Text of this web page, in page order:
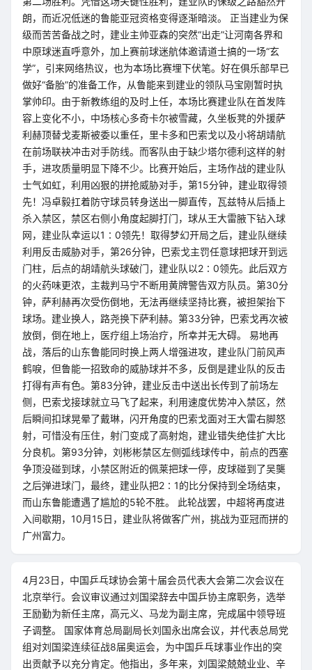
朗，而近况低迷的鲁能亚冠资格变得逐渐暗淡。 正当建业为保
级而苦苦备战之时，建业主帅亚森的突然“出走”让河南各界和
中原球迷直呼意外，加上赛前球迷航体邀请道士搞的一场“玄
学”，引来网络热议，也为本场比赛埋下伏笔。好在俱乐部早已
做好“备胎”的准备工作，从鲁能来到建业的领队马宝刚暂时执
掌帅印。由于新教练组的及时上任，本场比赛建业队在首发阵
容上变化不小，中场核心多奇卡尔被雪藏，久坐板凳的外援萨
利赫顶替戈麦斯被委以重任，里卡多和巴索戈以及小将胡靖航
在前场联袂冲击对手防线。而客队由于缺少塔尔德利这样的射
手，进攻质量明显下降不少。比赛开始后，主场作战的建业队
士气如虹，利用凶狠的拼抢威胁对手，第15分钟，建业取得领
先！冯卓毅扛着防守球员转身送出一脚直传，瓦兹特从后插上
杀入禁区，禁区右侧小角度起脚打门，球从王大雷腋下钻入球
网，建业队幸运以1∶0领先！取得梦幻开局之后，建业队继续
利用反击威胁对手，第26分钟，巴索戈主罚任意球把球开到远
门柱，后点的胡靖航头球破门，建业队以2∶0领先。此后双方
的火药味更浓，主裁判马宁不断用黄牌警告双方队员。第30分
钟，萨利赫再次受伤倒地，无法再继续坚持比赛，被担架抬下
球场。建业换人，路尧换下萨利赫。第33分钟，巴索戈再次被
放倒，倒在地上，医疗组上场治疗，所幸并无大碍。 易地再
战，落后的山东鲁能同时换上两人增强进攻，建业队门前风声
鹤唳，但鲁能一招致命的威胁球并不多，反倒是建业队的反击
打得有声有色。第83分钟，建业反击中送出长传到了前场左
侧，巴索戈接球就立马飞了起来，利用速度优势冲入禁区，然
后瞬间扣球晃晕了戴琳，闪开角度的巴索戈面对王大雷右脚怒
射，可惜没有压住，射门变成了高射炮，建业错失绝佳扩大比
分良机。第93分钟，刘彬彬禁区左侧弧线球传中，前点的西塞
争顶没碰到球，小禁区附近的佩莱把球一停，皮球碰到了吴龑
之后弹进球门，最终，建业队把2∶1的比分保持到全场结束，
而山东鲁能遭遇了尴尬的5轮不胜。 此轮战罢，中超将再度进
入间歇期，10月15日，建业队将做客广州，挑战为亚冠而拼的
广州富力。
4月23日，中国乒乓球协会第十届会员代表大会第二次会议在
北京举行。会议审议通过刘国梁辞去中国乒协主席职务，选举
王励勤为新任主席，高元义、马龙为副主席，完成届中领导班
子调整。 国家体育总局副局长刘国永出席会议，并代表总局党
组对刘国梁连续征战8届奥运会，为中国乒乓球事业作出的突
出贡献予以充分肯定。他指出，多年来，刘国梁兢兢业业、辛